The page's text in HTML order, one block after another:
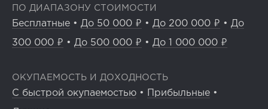
ПО ДИАПАЗОНУ СТОИМОСТИ
Бесплатные • До 50 000 ₽ • До 200 000 ₽ • До
300 000 ₽ • До 500 000 ₽ • До 1 000 000 ₽
ОКУПАЕМОСТЬ И ДОХОДНОСТЬ
С быстрой окупаемостью • Прибыльные •